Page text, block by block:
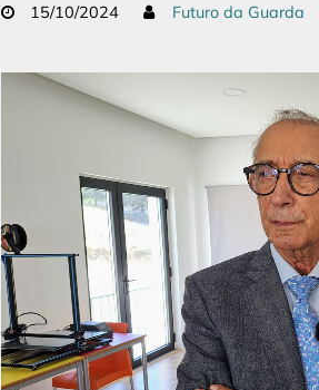
15/10/2024 Futuro da Guarda